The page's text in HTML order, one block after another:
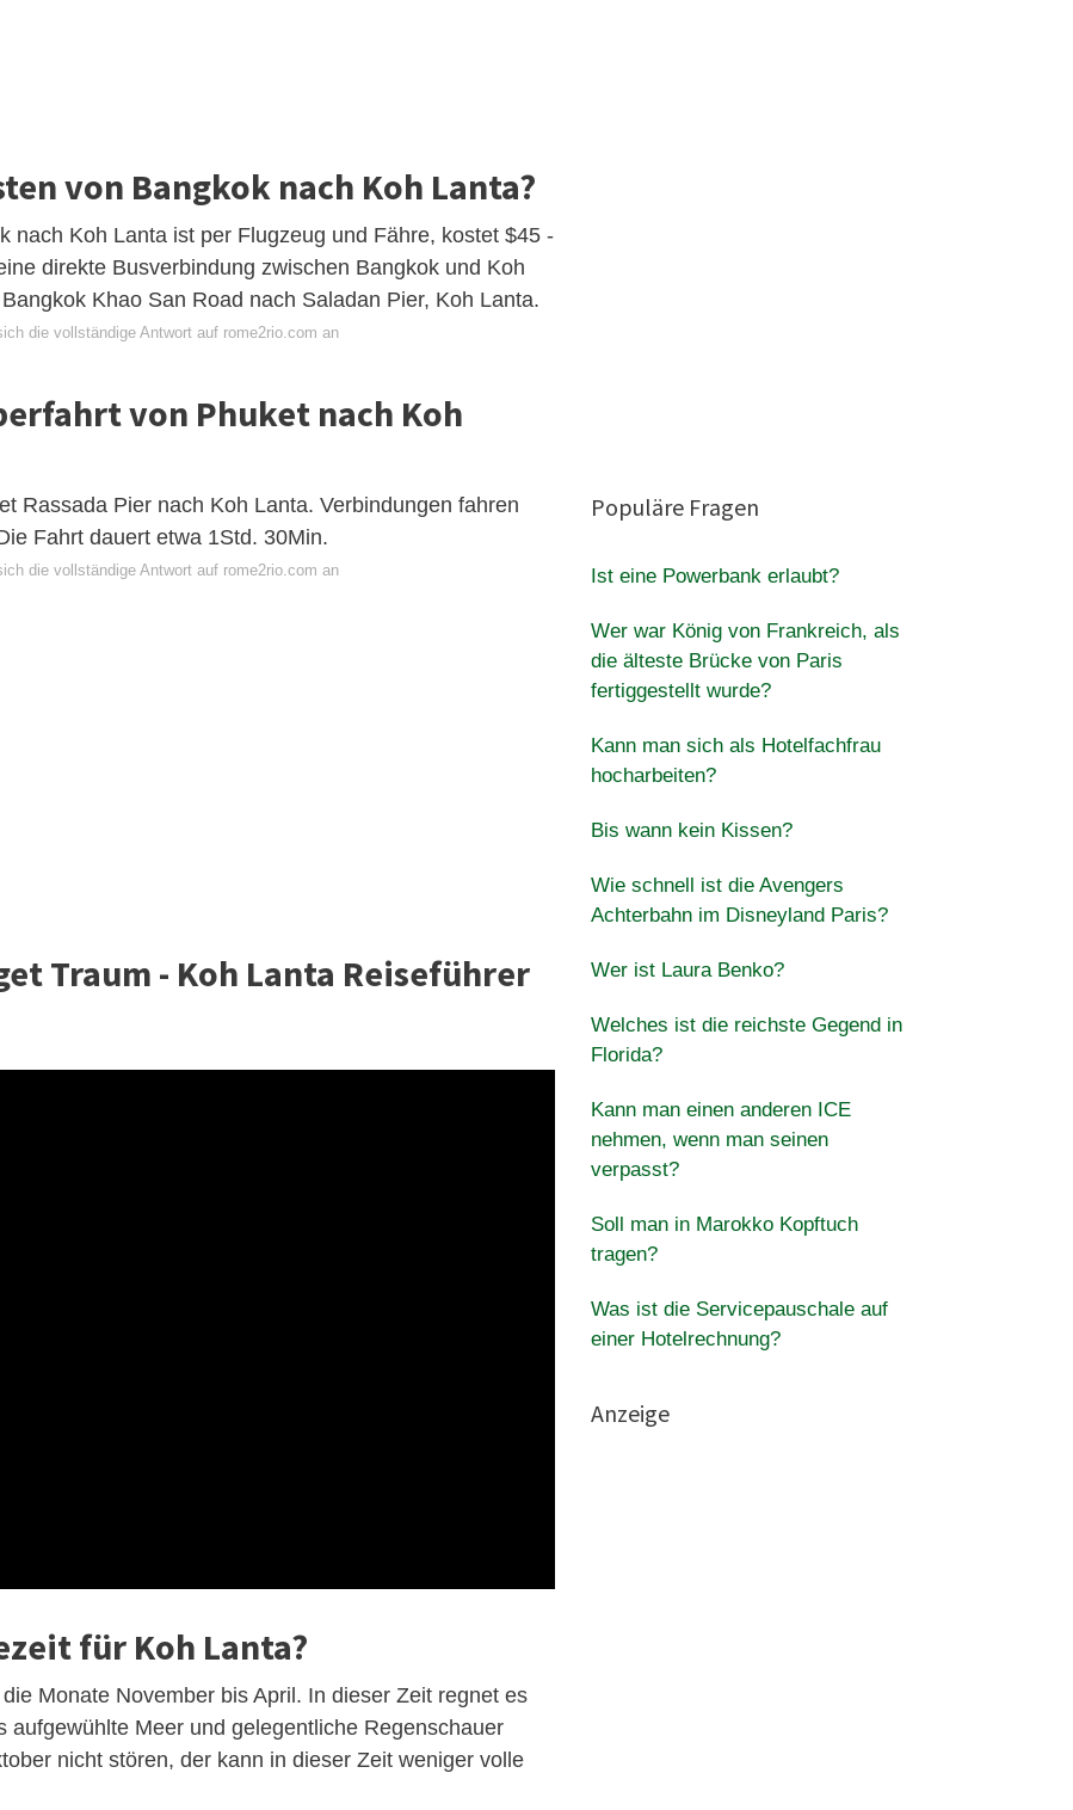
von Bangkok nach Koh Lanta?
nach Koh Lanta ist per Flugzeug und Fähre, kostet $45 -
direkte Busverbindung zwischen Bangkok und Koh
Khao San Road nach Saladan Pier, Koh Lanta.
die vollständige Antwort auf rome2rio.com an
von Phuket nach Koh
Rassada Pier nach Koh Lanta. Verbindungen fahren
Fahrt dauert etwa 1Std. 30Min.
die vollständige Antwort auf rome2rio.com an
Traum - Koh Lanta Reiseführer
für Koh Lanta?
Monate November bis April. In dieser Zeit regnet es
aufgewühlte Meer und gelegentliche Regenschauer
nicht stören, der kann in dieser Zeit weniger volle
Populäre Fragen
Ist eine Powerbank erlaubt?
Wer war König von Frankreich, als
die älteste Brücke von Paris
fertiggestellt wurde?
Kann man sich als Hotelfachfrau
hocharbeiten?
Bis wann kein Kissen?
Wie schnell ist die Avengers
Achterbahn im Disneyland Paris?
Wer ist Laura Benko?
Welches ist die reichste Gegend in
Florida?
Kann man einen anderen ICE
nehmen, wenn man seinen
verpasst?
Soll man in Marokko Kopftuch
tragen?
Was ist die Servicepauschale auf
einer Hotelrechnung?
Anzeige